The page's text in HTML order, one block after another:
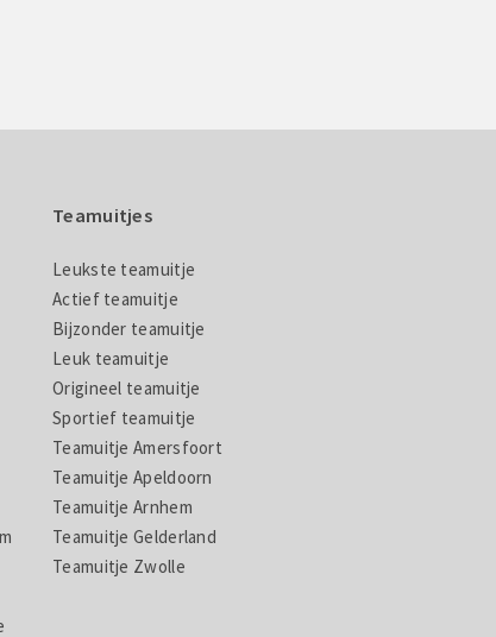
Teamuitjes
Leukste teamuitje
Actief teamuitje
Bijzonder teamuitje
Leuk teamuitje
Origineel teamuitje
Sportief teamuitje
Teamuitje Amersfoort
Teamuitje Apeldoorn
Teamuitje Arnhem
Teamuitje Gelderland
Teamuitje Zwolle